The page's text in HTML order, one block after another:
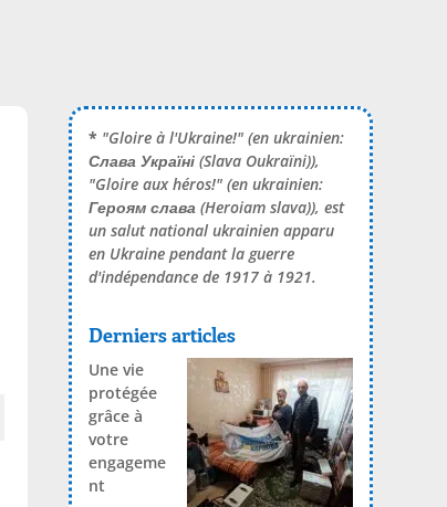
* "Gloire à l'Ukraine!" (en ukrainien:
Слава Україні(Slava Oukraïni)),
"Gloire aux héros!" (en ukrainien:
Героям слава(Heroiam slava)), est
un salut national ukrainien apparu
en Ukraine pendant la guerre
d'indépendance de 1917 à 1921.
Derniers articles
Une vie
protégée
grâce à
votre
engageme
nt